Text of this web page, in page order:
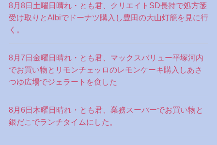
8月8日土曜日晴れ・とも君、クリエイトSD長持で処方箋
受け取りとAlbiでドーナツ購入し豊田の大山灯籠を見に行
く。
8月7日金曜日晴れ・とも君、マックスバリュー平塚河内
でお買い物とリモンチェッロのレモンケーキ購入しあさ
つゆ広場でジェラートを食した
8月6日木曜日晴れ・とも君、業務スーパーでお買い物と
銀だこでランチタイムにした。